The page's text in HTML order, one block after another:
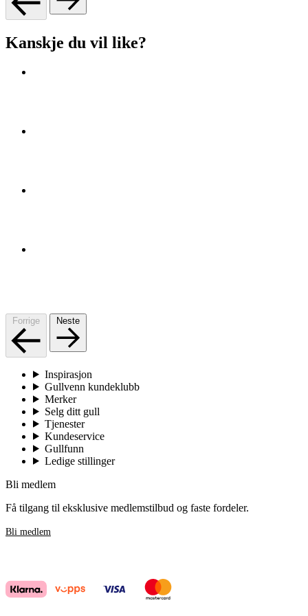
Kanskje du vil like?
Forrige Neste
Inspirasjon
Gullvenn kundeklubb
Merker
Selg ditt gull
Tjenester
Kundeservice
Gullfunn
Ledige stillinger
Bli medlem
Få tilgang til eksklusive medlemstilbud og faste fordeler.
Bli medlem